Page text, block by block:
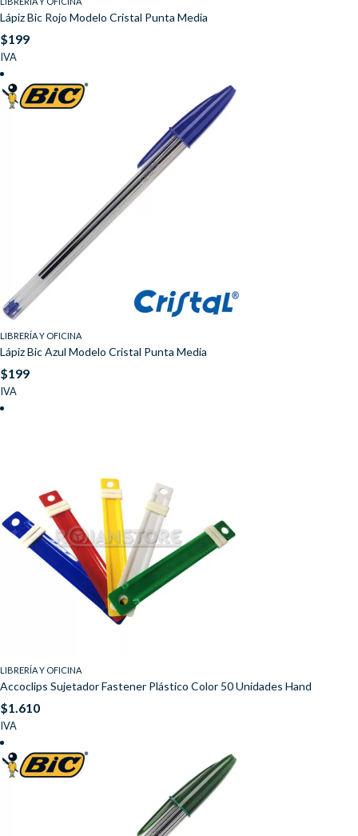
Lápiz Bic Rojo Modelo Cristal Punta Media
$199
IVA
LIBRERÍA Y OFICINA
Lápiz Bic Azul Modelo Cristal Punta Media
$199
IVA
LIBRERÍA Y OFICINA
Accoclips Sujetador Fastener Plástico Color 50 Unidades Hand
$1.610
IVA